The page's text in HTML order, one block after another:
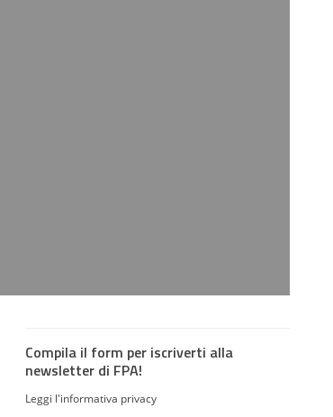
Compila il form per iscriverti alla
newsletter di FPA!
Leggi l'informativa privacy